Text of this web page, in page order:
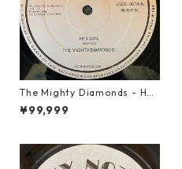
The Mighty Diamonds - Hey
Girl【12-50053】
¥99,999